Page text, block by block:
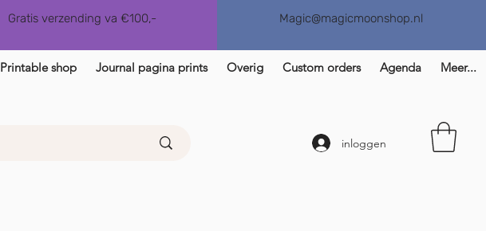
Gratis verzending va €100,- Magic@magicmoonshop.nl
Printable shop Journal pagina prints Overig Custom orders Agenda Meer...
inloggen